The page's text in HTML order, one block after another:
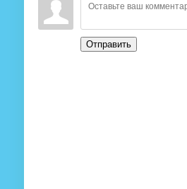
Отправить